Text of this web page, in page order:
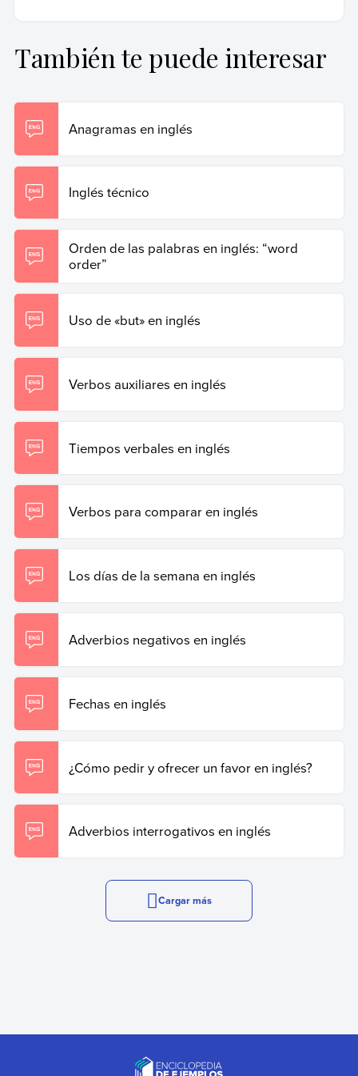
Gary, Marilina (15 de junio de 2023). Oraciones con
de junio de 2026 de
de-oraciones-con-whereas/.
Copiar cita
También te puede interesar
Anagramas en inglés
Inglés técnico
Orden de las palabras en inglés: “word
order”
Uso de «but» en inglés
Verbos auxiliares en inglés
Tiempos verbales en inglés
Verbos para comparar en inglés
Los días de la semana en inglés
Adverbios negativos en inglés
Fechas en inglés
¿Cómo pedir y ofrecer un favor en inglés?
Adverbios interrogativos en inglés
Cargar más